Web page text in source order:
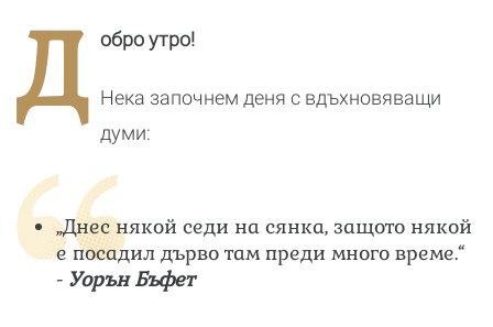
Д обро утро!
Нека започнем деня с вдъхновяващи
думи:
„Днес някой седи на сянка, защото някой
е посадил дърво там преди много време.“
- Уорън Бъфет